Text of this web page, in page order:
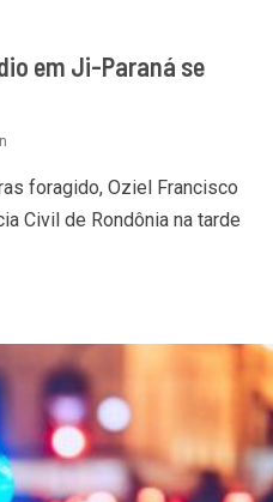
em Ji-Paraná se
foragido, Oziel Francisco
Civil de Rondônia na tarde